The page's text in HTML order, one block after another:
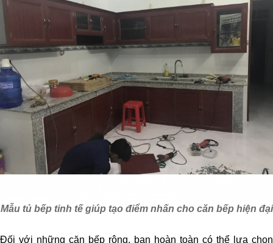
Mẫu tủ bếp tinh tế giúp tạo điểm nhấn cho căn bếp hiện đại
Đối với những căn bếp rộng, bạn hoàn toàn có thể lựa chọn